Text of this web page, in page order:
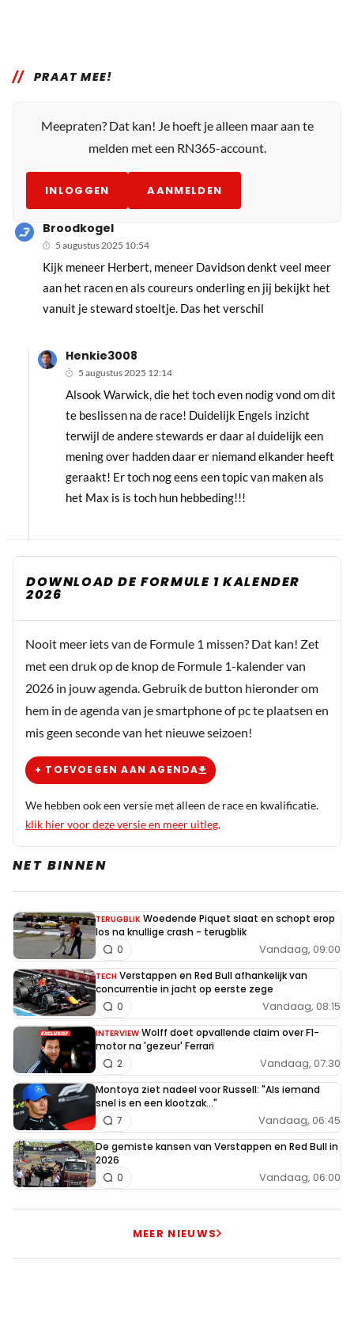
PRAAT MEE!
Meepraten? Dat kan! Je hoeft je alleen maar aan te
melden met een RN365-account.
INLOGGEN AANMELDEN
Broodkogel
5 augustus 2025 10:54
Kijk meneer Herbert, meneer Davidson denkt veel meer
aan het racen en als coureurs onderling en jij bekijkt het
vanuit je steward stoeltje. Das het verschil
Henkie3008
5 augustus 2025 12:14
Alsook Warwick, die het toch even nodig vond om dit
te beslissen na de race! Duidelijk Engels inzicht
terwijl de andere stewards er daar al duidelijk een
mening over hadden daar er niemand elkander heeft
geraakt! Er toch nog eens een topic van maken als
het Max is is toch hun hebbeding!!!
DOWNLOAD DE FORMULE 1 KALENDER
2026
Nooit meer iets van de Formule 1 missen? Dat kan! Zet
met een druk op de knop de Formule 1-kalender van
2026 in jouw agenda. Gebruik de button hieronder om
hem in de agenda van je smartphone of pc te plaatsen en
mis geen seconde van het nieuwe seizoen!
+ TOEVOEGEN AAN AGENDA
We hebben ook een versie met alleen de race en kwalificatie.
klik hier voor deze versie en meer uitleg.
NET BINNEN
TERUGBLIK Woedende Piquet slaat en schopt erop
los na knullige crash - terugblik
Vandaag, 09:00
0
TECH Verstappen en Red Bull afhankelijk van
concurrentie in jacht op eerste zege
Vandaag, 08:15
0
INTERVIEW Wolff doet opvallende claim over F1-
motor na 'gezeur' Ferrari
Vandaag, 07:30
2
Montoya ziet nadeel voor Russell: "Als iemand
snel is en een klootzak..."
Vandaag, 06:45
7
De gemiste kansen van Verstappen en Red Bull in
2026
Vandaag, 06:00
0
MEER NIEUWS